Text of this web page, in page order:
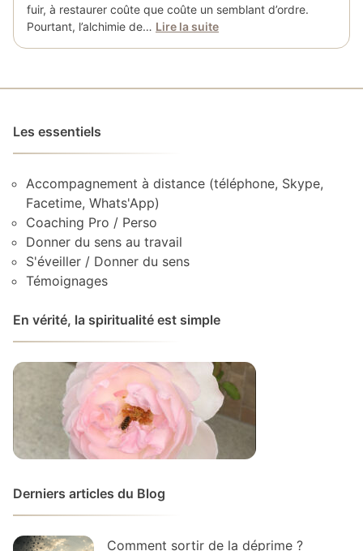
fuir, à restaurer coûte que coûte un semblant d’ordre.
Pourtant, l’alchimie de… Lire la suite
Les essentiels
Accompagnement à distance (téléphone, Skype,
Facetime, Whats'App)
Coaching Pro / Perso
Donner du sens au travail
S'éveiller / Donner du sens
Témoignages
En vérité, la spiritualité est simple
Derniers articles du Blog
Comment sortir de la déprime ?